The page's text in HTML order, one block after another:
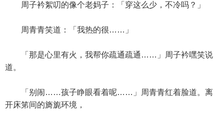
周子衿絮叨的像个老妈子：「穿这么少，不冷吗？」
周青青笑道：「我热的很……」
「那是心里有火，我帮你疏通疏通……」周子衿嘿笑说
道。
「别闹……孩子睁眼看着呢……」周青青红着脸道。离
开床笫间的旖旎环境，